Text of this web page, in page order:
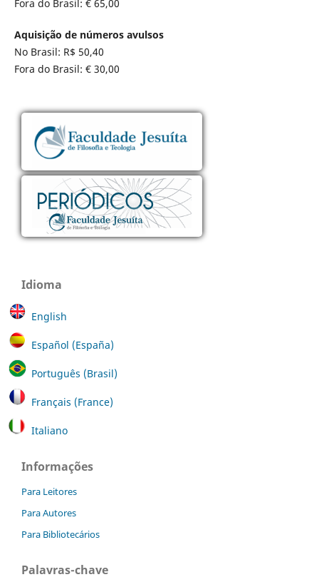
Fora do Brasil: € 65,00
Aquisição de números avulsos
No Brasil: R$ 50,40
Fora do Brasil: € 30,00
Idioma
English
Español (España)
Português (Brasil)
Français (France)
Italiano
Informações
Para Leitores
Para Autores
Para Bibliotecários
Palavras-chave